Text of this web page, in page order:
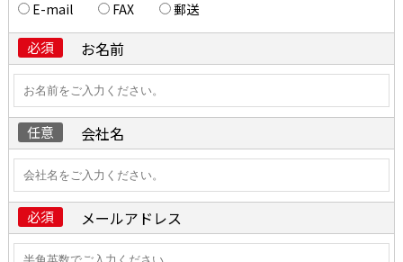
E-mail FAX 郵送
必須 お名前
任意 会社名
必須 メールアドレス